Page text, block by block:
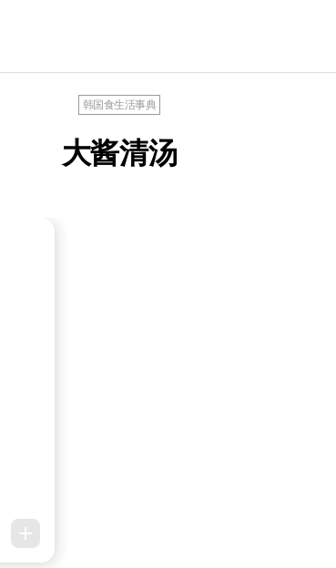
韩国食生活事典
大酱清汤